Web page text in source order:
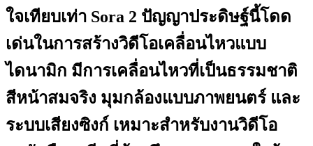
ใจเทียบเท่า Sora 2 ปัญญาประดิษฐ์นี้โดด
เด่นในการสร้างวิดีโอเคลื่อนไหวแบบ
ไดนามิก มีการเคลื่อนไหวที่เป็นธรรมชาติ
สีหน้าสมจริง มุมกล้องแบบภาพยนตร์ และ
ระบบเสียงซิงก์ เหมาะสำหรับงานวิดีโอ